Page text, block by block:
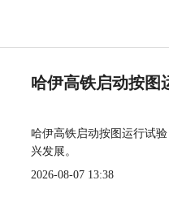
哈伊高铁启动按图
哈伊高铁启动按图运行试
兴发展。
2026-08-07 13:38